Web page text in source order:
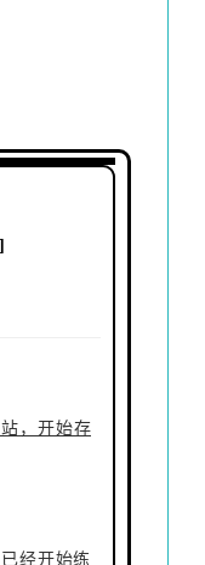
，开始存
经开始练